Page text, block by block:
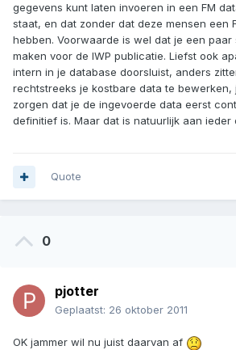
gegevens kunt laten invoeren in een FM
staat, en dat zonder dat deze mensen een
hebben. Voorwaarde is wel dat je een paar
maken voor de IWP publicatie. Liefst ook
intern in je database doorsluist, anders
rechtstreeks je kostbare data te
zorgen dat je de ingevoerde data eerst
definitief is. Maar dat is natuurlijk aan ieder
Quote
0
pjotter
Geplaatst: 26 oktober 2011
OK jammer wil nu juist daarvan af